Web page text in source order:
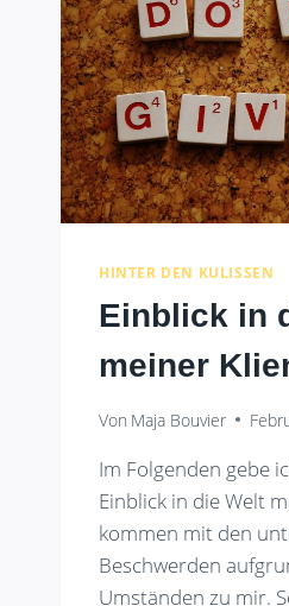
HINTER DEN KULISSEN
Einblick in
meiner
Von Maja Bouvier
Im Folgenden gebe
Einblick in die Welt
kommen mit den
Beschwerden
Umständen zu mir.